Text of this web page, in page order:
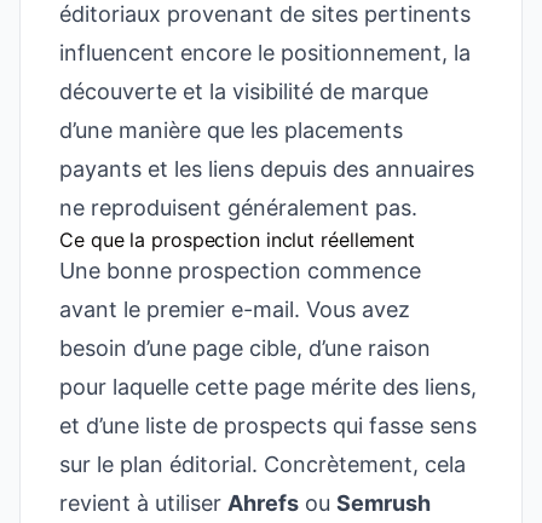
éditoriaux provenant de sites pertinents
influencent encore le positionnement, la
découverte et la visibilité de marque
d’une manière que les placements
payants et les liens depuis des annuaires
ne reproduisent généralement pas.
Ce que la prospection inclut réellement
Une bonne prospection commence
avant le premier e-mail. Vous avez
besoin d’une page cible, d’une raison
pour laquelle cette page mérite des liens,
et d’une liste de prospects qui fasse sens
sur le plan éditorial. Concrètement, cela
revient à utiliser Ahrefs ou Semrush